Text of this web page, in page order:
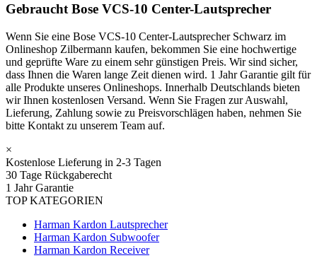
Gebraucht Bose VCS-10 Center-Lautsprecher
Wenn Sie eine Bose VCS-10 Center-Lautsprecher Schwarz im
Onlineshop Zilbermann kaufen, bekommen Sie eine hochwertige
und geprüfte Ware zu einem sehr günstigen Preis. Wir sind sicher,
dass Ihnen die Waren lange Zeit dienen wird. 1 Jahr Garantie gilt für
alle Produkte unseres Onlineshops. Innerhalb Deutschlands bieten
wir Ihnen kostenlosen Versand. Wenn Sie Fragen zur Auswahl,
Lieferung, Zahlung sowie zu Preisvorschlägen haben, nehmen Sie
bitte Kontakt zu unserem Team auf.
×
Kostenlose Lieferung in 2-3 Tagen
30 Tage Rückgaberecht
1 Jahr Garantie
TOP KATEGORIEN
Harman Kardon Lautsprecher
Harman Kardon Subwoofer
Harman Kardon Receiver